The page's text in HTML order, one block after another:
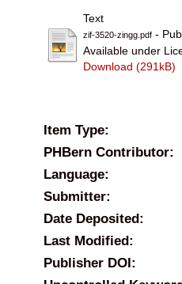
Text
zif-3520-zingg.pdf -
Available under
Download (291kB)
Item Type:
PHBern Contributor:
Language:
Submitter:
Date Deposited:
Last Modified:
Publisher DOI: